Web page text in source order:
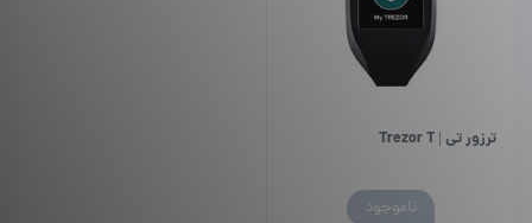
ترزور تی | Trezor T
ناموجود